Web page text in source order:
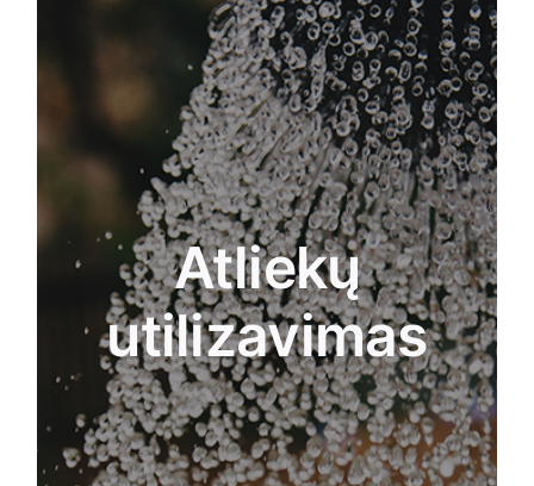
Atliekų
utilizavimas
panaudoti. Šis bandomasis projektas padės
piliečiams suvokti, koks yra jų pagrindinis vaidmuo
tvarkant maistą namų ūkiuose, kaip susidaro
atliekos ir kokios yra galimybės rūšiuoti atliekas,
kad jas būtų galima panaudoti kaip naujus
medžiagų šaltinius. Taip pat siekiama, kad
gyventojai suvoktų savo poveikį klimatui dėl
šiltnamio efektą sukeliančių dujų susidarymo,
susijusio su organinių atliekų tvarkymu. Gyventojai
bus įtraukti į savo organinių atliekų tvarkymą ir
gaus kompensaciją kaip bioproduktus, kuriuos bus
galima iš karto panaudoti, taip pat bus galima
išnagrinėti galimybę sumažinti mokesčius.
Savarankiškai tvarkant neišvengiamas maisto
atliekas, piliečių dalyvavimas yra privalomas, todėl
būtų reikalingos informacinės kampanijos ir
nuolatinė parama. Todėl įgyvendinant šią strategiją